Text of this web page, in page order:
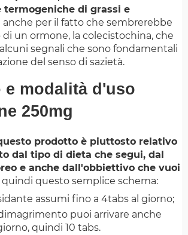
termogeniche di grassi e
anche per il fatto che sembrerebbe
di un ormone, la colecistochina, che
segnali che sono fondamentali
del senso di sazietà.
e modalità d'uso
250mg
prodotto è piuttosto relativo
dal tipo di dieta che segui, dal
e anche dall'obbiettivo che vuoi
quindi questo semplice schema:
assumi fino a 4tabs al giorno;
puoi arrivare anche
quindi 10 tabs.